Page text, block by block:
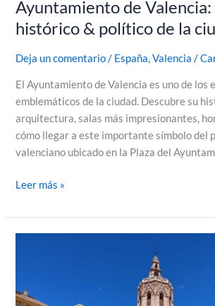
Ayuntamiento de
histórico & político de la
Deja un comentario / España,Valencia /
El Ayuntamiento de Valencia es uno de los
emblemáticos de la ciudad. Descubre su
arquitectura, salas más impresionantes,
cómo llegar a este importante símbolo del
valenciano ubicado en la Plaza del
Leer más »